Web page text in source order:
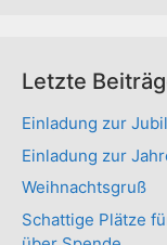
Letzte
Einladung zur
Einladung zur
Weihnachtsgruß
Schattige Plätze